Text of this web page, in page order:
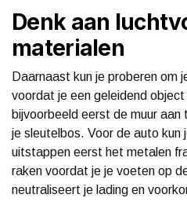
Denk aan
materialen
Daarnaast kun je proberen om
voordat je een geleidend
bijvoorbeeld eerst de muur
je sleutelbos. Voor de auto kun
uitstappen eerst het metalen
raken voordat je je voeten op
neutraliseert je lading en